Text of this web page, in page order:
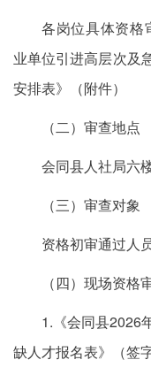
各岗位具体资格
业单位引进高层次及
安排表》（附件）
（二）审查地点
会同县人社局六
（三）审查对象
资格初审通过人
（四）现场资格
1.《会同县2026
缺人才报名表》（签